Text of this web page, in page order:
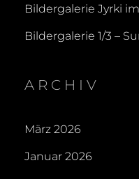
Bildergalerie Jyrki im
Bildergalerie 1/3 –
ARCHIV
März 2026
Januar 2026